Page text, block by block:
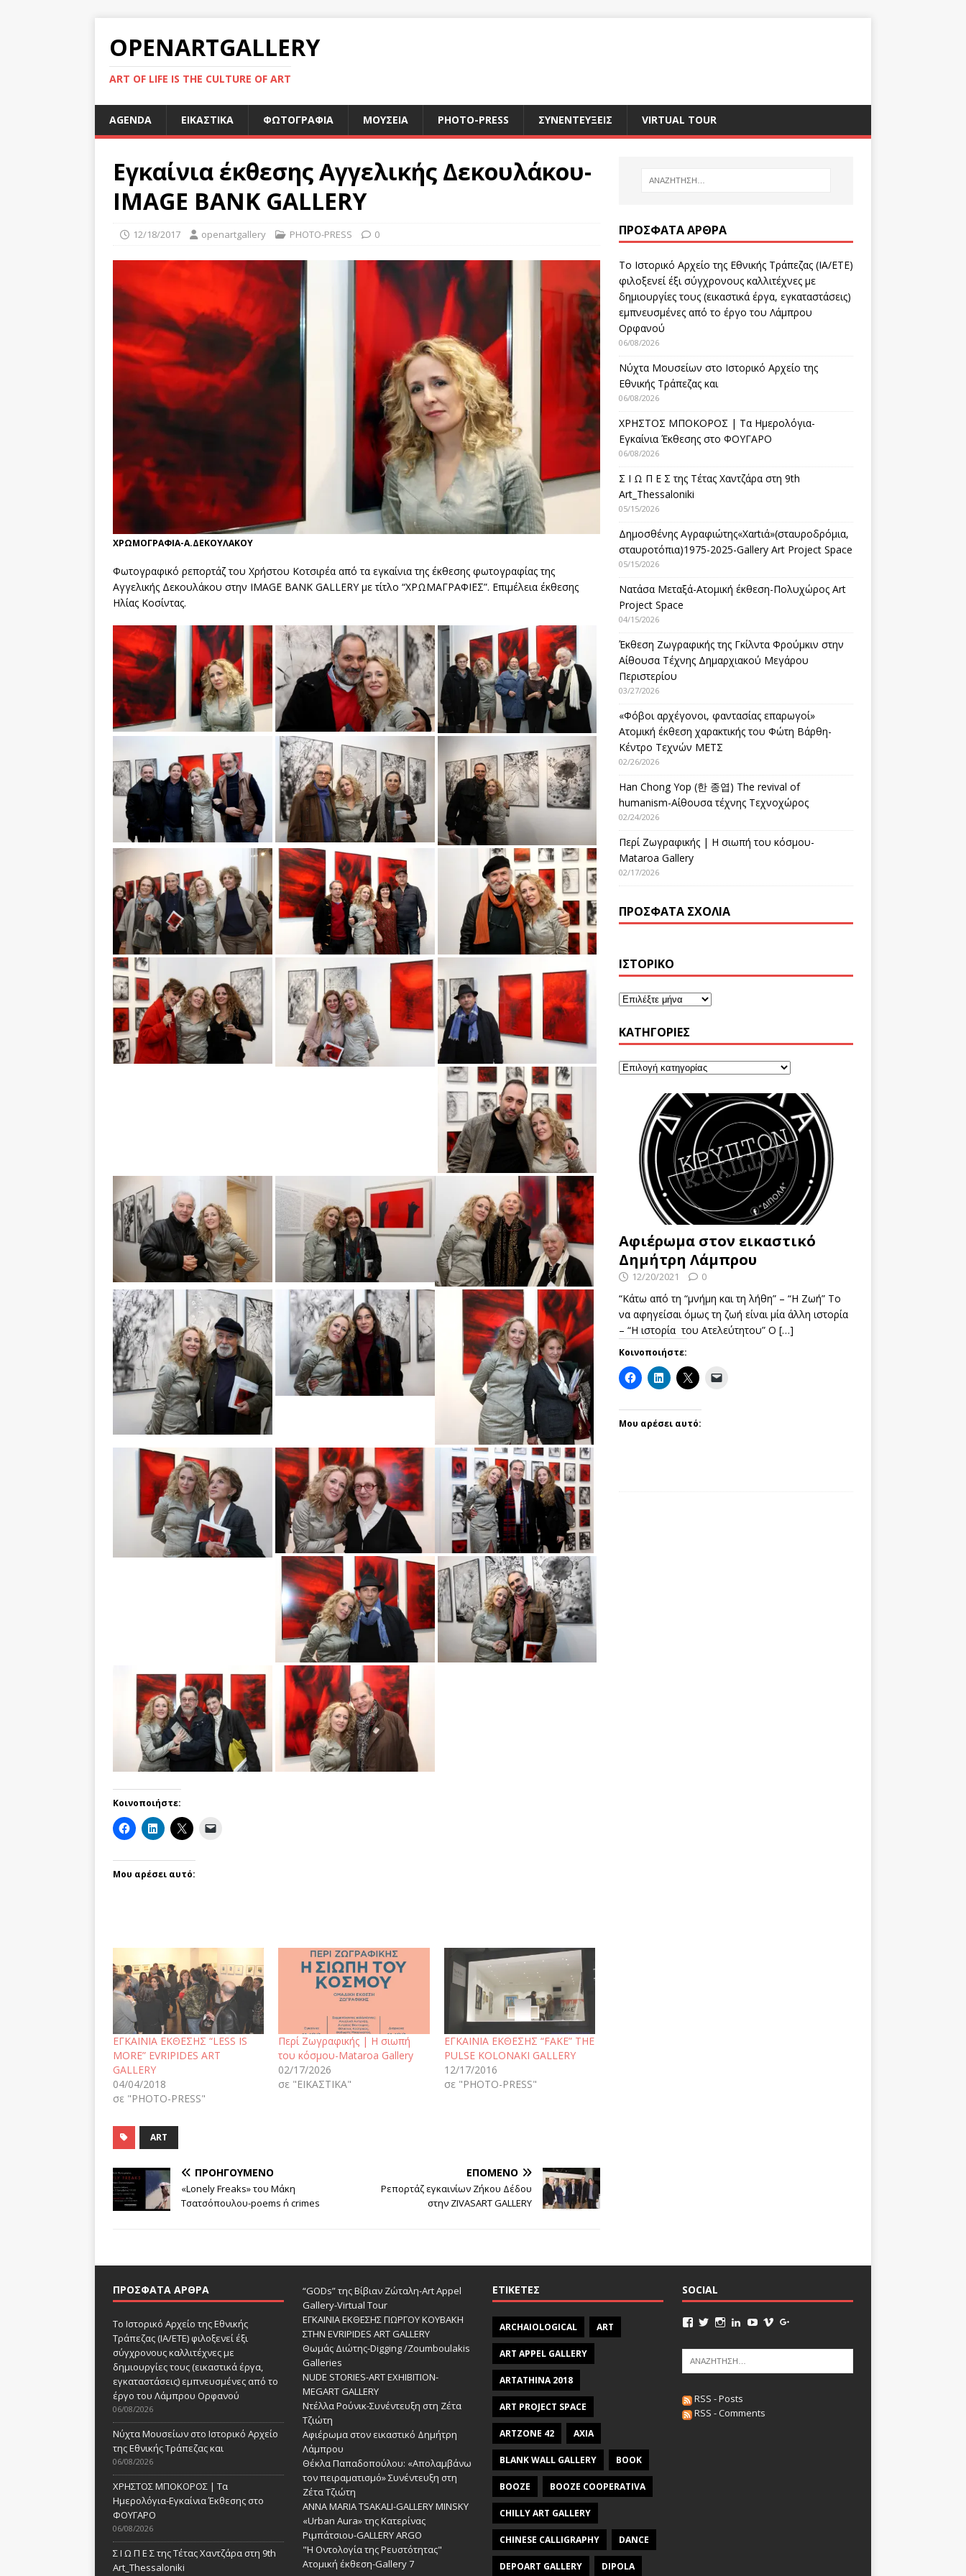
OPENARTGALLERY
ART OF LIFE IS THE CULTURE OF ART
AGENDA ΕΙΚΑΣΤΙΚΑ ΦΩΤΟΓΡΑΦΙΑ ΜΟΥΣΕΙΑ PHOTO-PRESS ΣΥΝΕΝΤΕΥΞΕΙΣ VIRTUAL TOUR
Εγκαίνια έκθεσης Αγγελικής Δεκουλάκου-
IMAGE BANK GALLERY
12/18/2017 openartgallery PHOTO-PRESS 0
ΧΡΩΜΟΓΡΑΦΙΑ-Α.ΔΕΚΟΥΛΑΚΟΥ
Φωτογραφικό ρεπορτάζ του Χρήστου Κοτσιρέα από τα εγκαίνια της έκθεσης φωτογραφίας της
Αγγελικής Δεκουλάκου στην IMAGE BANK GALLERY με τίτλο “ΧΡΩΜΑΓΡΑΦΙΕΣ”. Επιμέλεια έκθεσης
Ηλίας Κοσίντας.
Κοινοποιήστε:
Μου αρέσει αυτό:
ΕΓΚΑΙΝΙΑ ΕΚΘΕΣΗΣ “LESS IS
MORE” EVRIPIDES ART
GALLERY
04/04/2018
σε "PHOTO-PRESS"
Περί Ζωγραφικής | Η σιωπή
του κόσμου-Mataroa Gallery
02/17/2026
σε "ΕΙΚΑΣΤΙΚΑ"
ΕΓΚΑΙΝΙΑ ΕΚΘΕΣΗΣ “FAKE” THE
PULSE KOLONAKI GALLERY
12/17/2016
σε "PHOTO-PRESS"
ART
ΠΡΟΗΓΟΎΜΕΝΟ
«Lonely Freaks» του Μάκη
Τσατσόπουλου-poems ΄n crimes
ΕΠΌΜΕΝΟ
Ρεπορτάζ εγκαινίων Ζήκου Δέδου
στην ZIVASART GALLERY
ΠΡΌΣΦΑΤΑ ΆΡΘΡΑ
Το Ιστορικό Αρχείο της Εθνικής Τράπεζας (ΙΑ/ΕΤΕ)
φιλοξενεί έξι σύγχρονους καλλιτέχνες με
δημιουργίες τους (εικαστικά έργα, εγκαταστάσεις)
εμπνευσμένες από το έργο του Λάμπρου
Ορφανού
06/08/2026
Νύχτα Μουσείων στο Ιστορικό Αρχείο της
Εθνικής Τράπεζας και
06/08/2026
ΧΡΗΣΤΟΣ ΜΠΟΚΟΡΟΣ | Τα Ημερολόγια-
Εγκαίνια Έκθεσης στο ΦΟΥΓΑΡΟ
06/08/2026
Σ Ι Ω Π Ε Σ της Τέτας Χαντζάρα στη 9th
Art_Thessaloniki
05/15/2026
Δημοσθένης Αγραφιώτης«Xαrtιά»(σταυροδρόμια,
σταυροτόπια)1975-2025-Gallery Art Project Space
05/15/2026
Νατάσα Μεταξά-Ατομική έκθεση-Πολυχώρος Art
Project Space
04/15/2026
Έκθεση Ζωγραφικής της Γκίλντα Φρούμκιν στην
Αίθουσα Τέχνης Δημαρχιακού Μεγάρου
Περιστερίου
03/27/2026
«Φόβοι αρχέγονοι, φαντασίας επαρωγοί»
Ατομική έκθεση χαρακτικής του Φώτη Βάρθη-
Κέντρο Τεχνών ΜΕΤΣ
02/26/2026
Han Chong Yop (한 종엽) The revival of
humanism-Αίθουσα τέχνης Τεχνοχώρος
02/24/2026
Περί Ζωγραφικής | Η σιωπή του κόσμου-
Mataroa Gallery
02/17/2026
ΠΡΌΣΦΑΤΑ ΣΧΌΛΙΑ
ΙΣΤΟΡΙΚΌ
KΑΤΗΓΟΡΊΕΣ
Αφιέρωμα στον εικαστικό
Δημήτρη Λάμπρου
12/20/2021 0
“Κάτω από τη “μνήμη και τη λήθη” – “Η Ζωή” Το
να αφηγείσαι όμως τη ζωή είναι μία άλλη ιστορία
– “Η ιστορία του Ατελεύτητου” Ο […]
Κοινοποιήστε:
Μου αρέσει αυτό:
ΠΡΌΣΦΑΤΑ ΆΡΘΡΑ
Το Ιστορικό Αρχείο της Εθνικής
Τράπεζας (ΙΑ/ΕΤΕ) φιλοξενεί έξι
σύγχρονους καλλιτέχνες με
δημιουργίες τους (εικαστικά έργα,
εγκαταστάσεις) εμπνευσμένες από το
έργο του Λάμπρου Ορφανού
06/08/2026
Νύχτα Μουσείων στο Ιστορικό Αρχείο
της Εθνικής Τράπεζας και
06/08/2026
ΧΡΗΣΤΟΣ ΜΠΟΚΟΡΟΣ | Τα
Ημερολόγια-Εγκαίνια Έκθεσης στο
ΦΟΥΓΑΡΟ
06/08/2026
Σ Ι Ω Π Ε Σ της Τέτας Χαντζάρα στη 9th
Art_Thessaloniki
“GODs” της Βίβιαν Ζώταλη-Art Appel
Gallery-Virtual Tour
ΕΓΚΑΙΝΙΑ ΕΚΘΕΣΗΣ ΓΙΩΡΓΟΥ ΚΟΥΒΑΚΗ
ΣΤΗΝ EVRIPIDES ART GALLERY
Θωμάς Διώτης-Digging /Zoumboulakis
Galleries
NUDE STORIES-ΑRT EXHIBITION-
MEGART GALLERY
Ντέλλα Ρούνικ-Συνέντευξη στη Ζέτα
Τζιώτη
Αφιέρωμα στον εικαστικό Δημήτρη
Λάμπρου
Θέκλα Παπαδοπούλου: «Απολαμβάνω
τον πειραματισμό» Συνέντευξη στη
Ζέτα Τζιώτη
ANNA MARIA TSAKALI-GALLERY MINSKY
«Urban Aura» της Κατερίνας
Ριμπάτσιου-GALLERY ARGO
"Η Οντολογία της Ρευστότητας"
Ατομική έκθεση-Gallery 7
ΕΤΙΚΈΤΕΣ
ARCHAIOLOGICAL ART
ART APPEL GALLERY
ARTATHINA 2018
ART PROJECT SPACE
ARTZONE 42 AXIA
BLANK WALL GALLERY BOOK
BOOZE BOOZE COOPERATIVA
CHILLY ART GALLERY
CHINESE CALLIGRAPHY DANCE
DEPOART GALLERY DIPOLA
SOCIAL
RSS - Posts
RSS - Comments